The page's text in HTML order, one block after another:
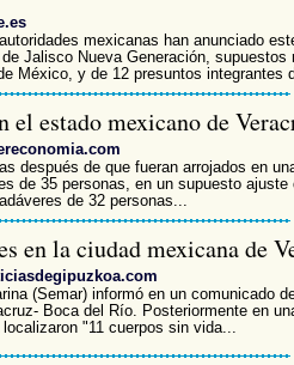
mexicanas han anunciado
Jalisco Nueva Generación, supuestos
México, y de 12 presuntos integrantes
el estado mexicano de
después de que fueran arrojados en
de 35 personas, en un supuesto ajuste
de 32 personas...
en la ciudad mexicana de
(Semar) informó en un comunicado
Boca del Río. Posteriormente en
"11 cuerpos sin vida...